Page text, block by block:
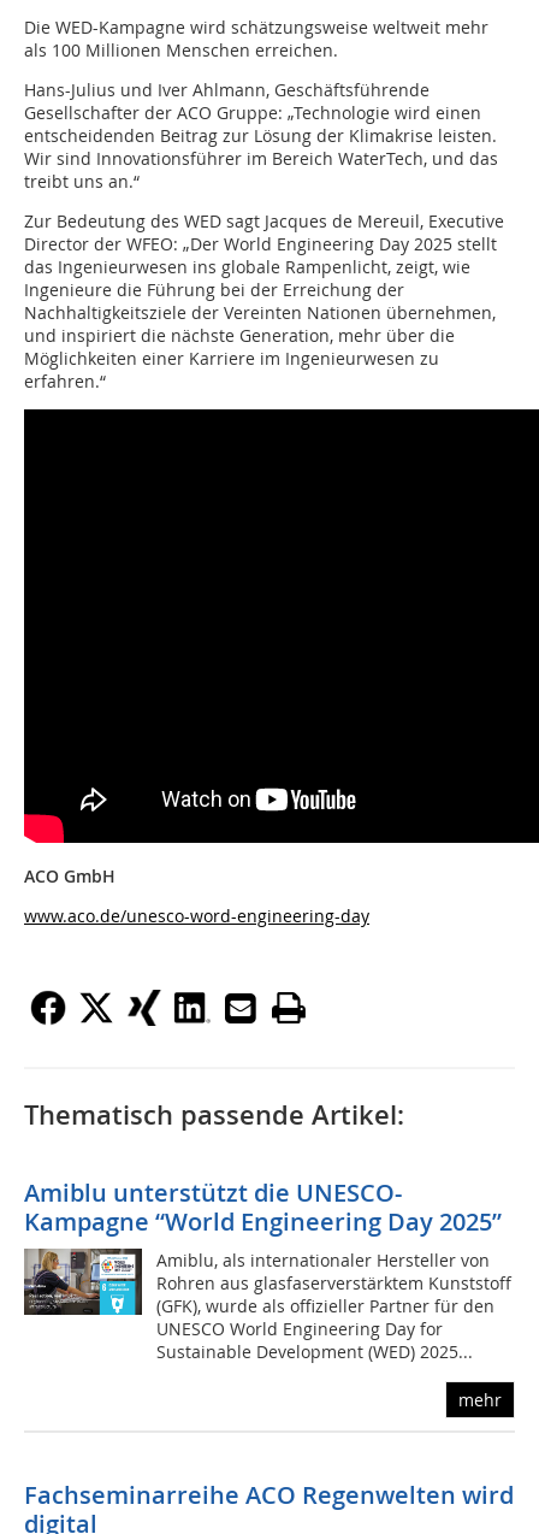
Die WED-Kampagne wird schätzungsweise weltweit mehr
als 100 Millionen Menschen erreichen.
Hans-Julius und Iver Ahlmann, Geschäftsführende
Gesellschafter der ACO Gruppe: „Technologie wird einen
entscheidenden Beitrag zur Lösung der Klimakrise leisten.
Wir sind Innovationsführer im Bereich WaterTech, und das
treibt uns an.“
Zur Bedeutung des WED sagt Jacques de Mereuil, Executive
Director der WFEO: „Der World Engineering Day 2025 stellt
das Ingenieurwesen ins globale Rampenlicht, zeigt, wie
Ingenieure die Führung bei der Erreichung der
Nachhaltigkeitsziele der Vereinten Nationen übernehmen,
und inspiriert die nächste Generation, mehr über die
Möglichkeiten einer Karriere im Ingenieurwesen zu
erfahren.“
ACO GmbH
www.aco.de/unesco-word-engineering-day
Thematisch passende Artikel:
Amiblu unterstützt die UNESCO-
Kampagne “World Engineering Day 2025”
Amiblu, als internationaler Hersteller von
Rohren aus glasfaserverstärktem Kunststoff
(GFK), wurde als offizieller Partner für den
UNESCO World Engineering Day for
Sustainable Development (WED) 2025...
mehr
Fachseminarreihe ACO Regenwelten wird
digital